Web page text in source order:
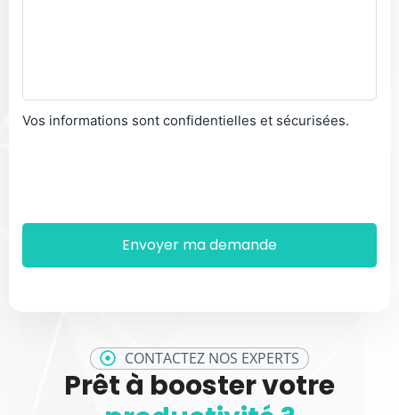
CONTACTEZ NOS EXPERTS
Prêt à booster votre
Vos informations sont confidentielles et sécurisées.